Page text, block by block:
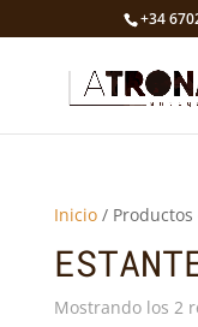
+34
Inicio/ Productos
Mostrando los 2